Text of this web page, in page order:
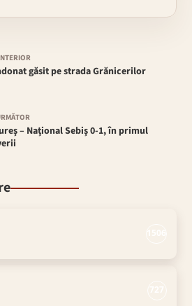
găsit pe strada Grănicerilor
– Naţional Sebiş 0-1, în primul